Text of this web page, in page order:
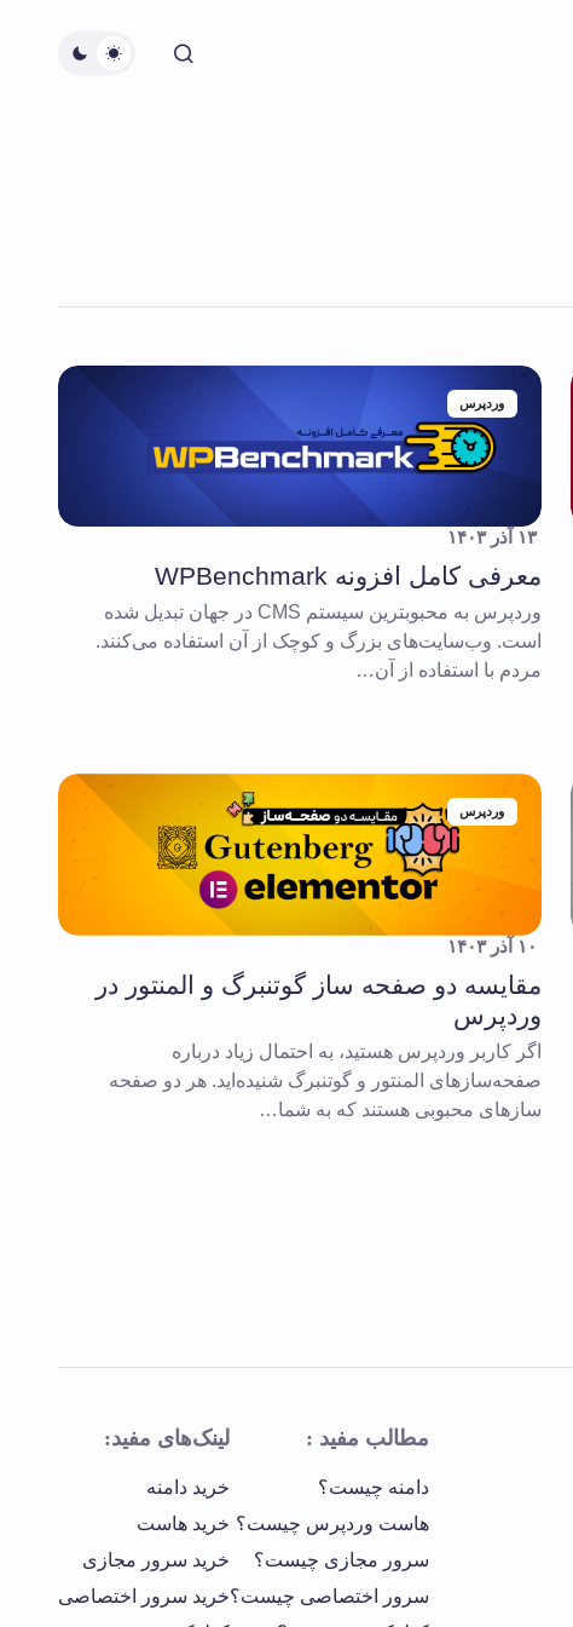
وردپرس
۱۳ آذر ۱۴۰۳
معرفی کامل افزونه WPBenchmark
وردپرس به محبوبترین سیستم CMS در جهان تبدیل شده
است. وب‌سایت‌های بزرگ و کوچک از آن استفاده می‌کنند.
مردم با استفاده از آن…
وردپرس
۱۰ آذر ۱۴۰۳
مقایسه دو صفحه ساز گوتنبرگ و المنتور در
وردپرس
اگر کاربر وردپرس هستید، به احتمال زیاد درباره
صفحه‌سازهای المنتور و گوتنبرگ شنیده‌اید. هر دو صفحه
سازهای محبوبی هستند که به شما…
مطالب مفید :
دامنه چیست؟
هاست وردپرس چیست؟
سرور مجازی چیست؟
سرور اختصاصی چیست؟
لینک‌های مفید:
خرید دامنه
خرید هاست
خرید سرور مجازی
خرید سرور اختصاصی